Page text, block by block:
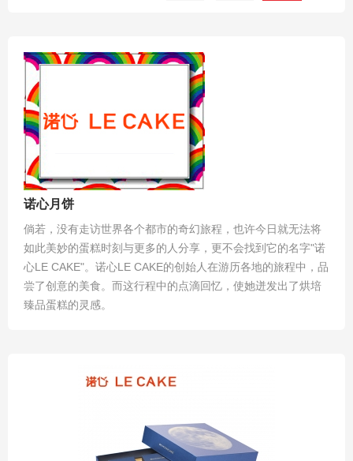
诺心月饼
倘若，没有走访世界各个都市的奇幻旅程，也许今日就无法将
如此美妙的蛋糕时刻与更多的人分享，更不会找到它的名字"诺
心LE CAKE"。诺心LE CAKE的创始人在游历各地的旅程中，品
尝了创意的美食。而这行程中的点滴回忆，使她迸发出了烘培
臻品蛋糕的灵感。